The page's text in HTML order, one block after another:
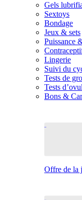
Gels
Sextoys
Bondage
Jeux & sets
Puissance
Lingerie
Suivi du
Tests de
Tests
Bons &
Offre de la